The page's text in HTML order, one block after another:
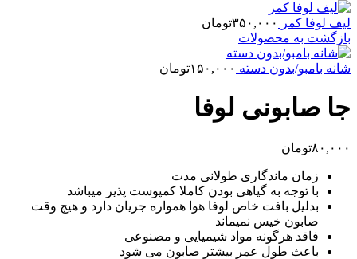
لیف لوفا کمر ۳۵۰,۰۰۰تومان
بازگشت به محصولات
شانه بامبو/بدون دسته ۱۵۰,۰۰۰تومان
جا صابونی لوفا
۸۰,۰۰۰تومان
زمان ماندگاری طولانی مدت
با توجه به گیاهی بودن کاملا کمپوست پذیر میباشد
بدلیل بافت خاص لوفا هوا همواره جریان دارد و هیچ وقت
صابون خیس نمیماند
فاقد هرگونه مواد شیمیایی و مصنوعی
باعث طول عمر بیشتر صابون می شود